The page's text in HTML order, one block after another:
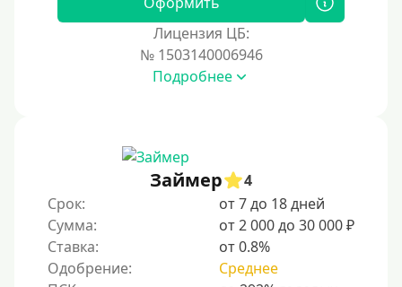
Лицензия ЦБ:
№ 1503140006946
Подробнее
Займер
4
Срок:
от 7 до 18 дней
Сумма:
от 2 000 до 30 000 ₽
Ставка:
от 0.8%
Одобрение:
Среднее